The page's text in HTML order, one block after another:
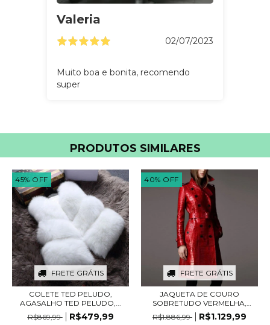
Valeria
02/07/2023
Muito boa e bonita, recomendo
super
PRODUTOS SIMILARES
45% OFF
FRETE GRÁTIS
COLETE TED PELUDO,
AGASALHO TED PELUDO,...
R$869,99
R$479,99
40% OFF
FRETE GRÁTIS
JAQUETA DE COURO
SOBRETUDO VERMELHA,
SOB...
R$1.886,99 R$1.129,99